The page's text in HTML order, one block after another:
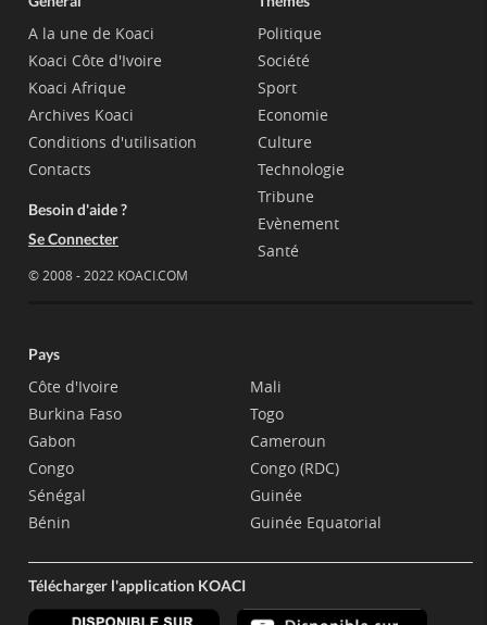
A la une de Koaci
Koaci Côte d'Ivoire
Koaci Afrique
Archives Koaci
Conditions d'utilisation
Contacts
Besoin d'aide ?
Se Connecter
© 2008 - 2022 KOACI.COM
Politique
Société
Sport
Economie
Culture
Technologie
Tribune
Evènement
Santé
Pays
Côte d'Ivoire
Burkina Faso
Gabon
Congo
Sénégal
Bénin
Mali
Togo
Cameroun
Congo (RDC)
Guinée
Guinée Equatorial
Télécharger l'application KOACI